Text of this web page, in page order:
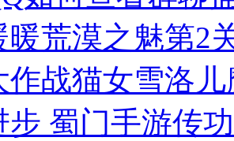
暖荒漠之魅第2
作战猫女雪洛
步 蜀门手游传